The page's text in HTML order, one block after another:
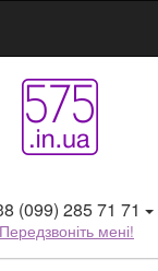
(099) 285 71 71
Передзвоніть мені!